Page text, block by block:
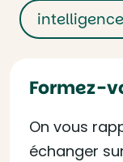
Formez-
On vous
échanger